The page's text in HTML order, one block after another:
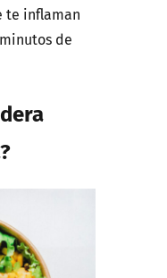
te inflaman
de